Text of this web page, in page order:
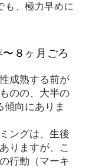
も、極力早めに
８ヶ月ごろ
成熟する前が
のの、大半の
傾向にありま
ングは、生後
りますが、こ
行動（マーキ